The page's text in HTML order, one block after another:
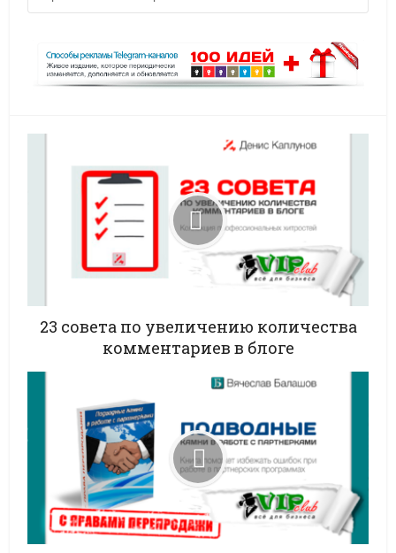
23 совета по увеличению количества
комментариев в блоге